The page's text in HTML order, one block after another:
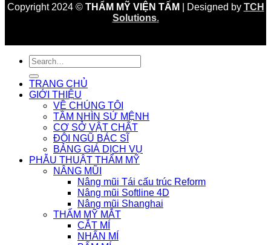
Copyright 2024 © THẨM MỸ VIỆN TẤM | Designed by TCH
Solutions.
TRANG CHỦ
GIỚI THIỆU
VỀ CHÚNG TÔI
TẦM NHÌN SỨ MỆNH
CƠ SỞ VẬT CHẤT
ĐỘI NGŨ BÁC SĨ
BẢNG GIÁ DỊCH VỤ
PHẪU THUẬT THẨM MỸ
NÂNG MŨI
Nâng mũi Tái cấu trúc Reform
Nâng mũi Softline 4D
Nâng mũi Shanghai
THẨM MỸ MẮT
CẮT MÍ
NHẤN MÍ